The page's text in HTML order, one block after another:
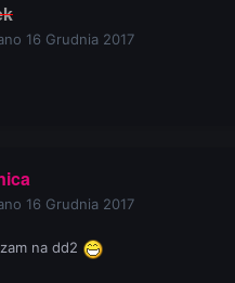
16 Grudnia 2017
16 Grudnia 2017
na dd2